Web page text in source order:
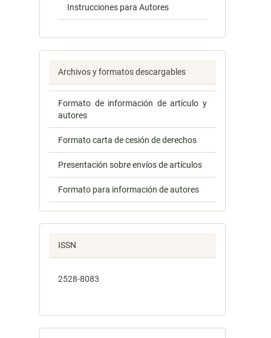
Instrucciones para Autores
Archivos y formatos descargables
Formato de información de artículo y
autores
Formato carta de cesión de derechos
Presentación sobre envíos de artículos
Formato para información de autores
ISSN
2528-8083